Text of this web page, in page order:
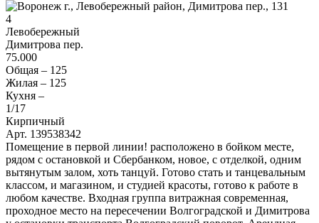
4
Левобережный
Димитрова пер.
75.000
Общая – 125
Жилая – 125
Кухня –
1/17
Кирпичный
Арт. 139538342
Помещение в первой линии! расположено в бойком месте,
рядом с остановкой и Сбербанком, новое, с отделкой, одним
вытянутым залом, хоть танцуй. Готово стать и танцевальным
классом, и магазином, и студией красоты, готово к работе в
любом качестве. Входная группа витражная современная,
проходное место на пересечении Волгоградской и Димитрова